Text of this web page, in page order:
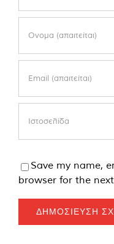
Save my name,
browser for the